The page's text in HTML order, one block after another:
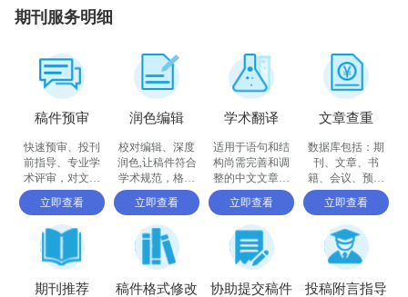
期刊服务明细
稿件预审
快速预审、投刊
前指导、专业学
术评审，对文章
进行评价
立即查看
润色编辑
校对编辑、深度
润色,让稿件符合
学术规范，格式
体例等标准
立即查看
学术翻译
适用于语句和结
构尚需完善和调
整的中文文章，
确保稿件达到要
求
立即查看
文章查重
数据库包括：期
刊、文章、书
籍、会议、预印
书、百科全书和
摘要等
立即查看
期刊推荐 稿件格式修改 协助提交稿件 投稿附言指导